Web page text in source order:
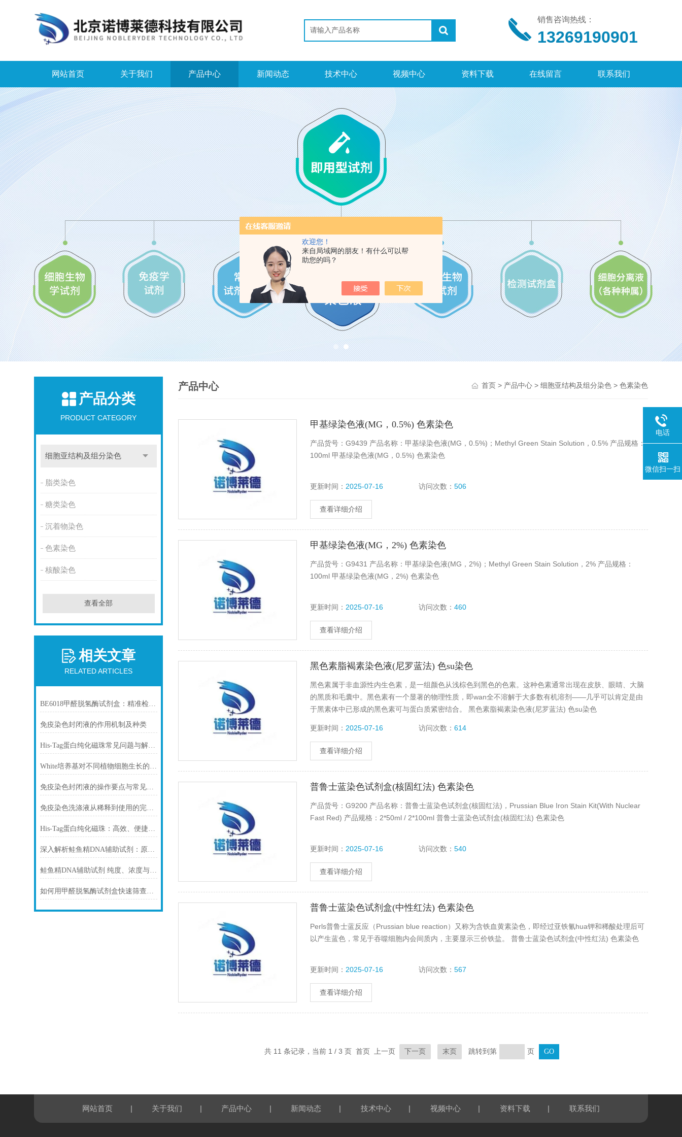
欢迎您！
来自局域网的朋友！有什么可以帮
助您的吗？
销售咨询热线：
13269190901
网站首页 关于我们 产品中心 新闻动态 技术中心 视频中心 资料下载 在线留言 联系我们
产品分类
PRODUCT CATEGORY
细胞亚结构及组分染色
脂类染色
糖类染色
沉着物染色
色素染色
核酸染色
查看全部
相关文章
RELATED ARTICLES
BE6018甲醛脱氢酶试剂盒：精准检测赋能多领域，标准化流程破解行业痛点
免疫染色封闭液的作用机制及种类
His-Tag蛋白纯化磁珠常见问题与解决方案
White培养基对不同植物细胞生长的影响
免疫染色封闭液的操作要点与常见问题解决方案
免疫染色洗涤液从稀释到使用的完整流程
His-Tag蛋白纯化磁珠：高效、便捷的蛋白纯化解决方案
深入解析鲑鱼精DNA辅助试剂：原理、特性与规范操作
鲑鱼精DNA辅助试剂 纯度、浓度与稳定性对实验结果的影响
如何用甲醛脱氢酶试剂盒快速筛查食品中甲醛残留？
产品中心 首页> 产品中心> 细胞亚结构及组分染色> 色素染色
甲基绿染色液(MG，0.5%) 色素染色
产品货号：G9439 产品名称：甲基绿染色液(MG，0.5%)；Methyl Green Stain Solution，0.5% 产品规格：
100ml 甲基绿染色液(MG，0.5%) 色素染色
更新时间： 2025-07-16 访问次数：506
查看详细介绍
甲基绿染色液(MG，2%) 色素染色
产品货号：G9431 产品名称：甲基绿染色液(MG，2%)；Methyl Green Stain Solution，2% 产品规格：
100ml 甲基绿染色液(MG，2%) 色素染色
更新时间： 2025-07-16 访问次数：460
查看详细介绍
黑色素脂褐素染色液(尼罗蓝法) 色su染色
黑色素属于非血源性内生色素，是一组颜色从浅棕色到黑色的色素。这种色素通常出现在皮肤、眼睛、大脑
的黑质和毛囊中。黑色素有一个显著的物理性质，即wan全不溶解于大多数有机溶剂——几乎可以肯定是由
于黑素体中已形成的黑色素可与蛋白质紧密结合。 黑色素脂褐素染色液(尼罗蓝法) 色su染色
更新时间： 2025-07-16 访问次数：614
查看详细介绍
普鲁士蓝染色试剂盒(核固红法) 色素染色
产品货号：G9200 产品名称：普鲁士蓝染色试剂盒(核固红法)，Prussian Blue Iron Stain Kit(With Nuclear
Fast Red) 产品规格：2*50ml / 2*100ml 普鲁士蓝染色试剂盒(核固红法) 色素染色
更新时间： 2025-07-16 访问次数：540
查看详细介绍
普鲁士蓝染色试剂盒(中性红法) 色素染色
Perls普鲁士蓝反应（Prussian blue reaction）又称为含铁血黄素染色，即经过亚铁氰hua钾和稀酸处理后可
以产生蓝色，常见于吞噬细胞内会间质内，主要显示三价铁盐。 普鲁士蓝染色试剂盒(中性红法) 色素染色
更新时间： 2025-07-16 访问次数：567
查看详细介绍
共 11 条记录，当前 1 / 3 页 首页 上一页 下一页 末页 跳转到第 页
网站首页 | 关于我们 | 产品中心 | 新闻动态 | 技术中心 | 视频中心 | 资料下载 | 联系我们
电话
微信扫一扫